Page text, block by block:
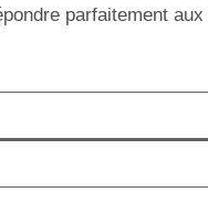
parfaitement